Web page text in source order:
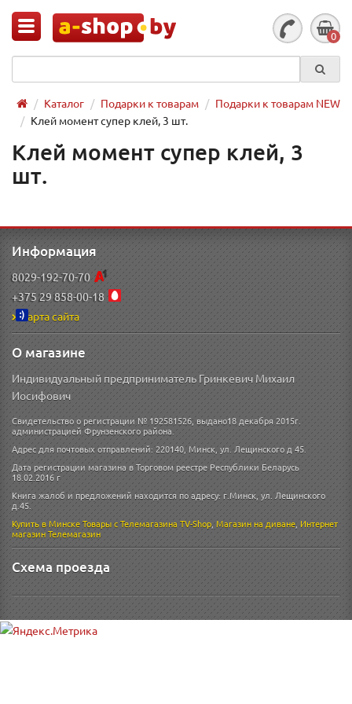
0
Каталог Подарки к товарам
Подарки к товарам NEW
Клей момент супер клей, 3 шт.
Клей момент супер клей, 3
шт.
Информация
8029-192-70-70
+375 29 858-00-18
Карта сайта
О магазине
Индивидуальный предприниматель Гринкевич Михаил
Иосифович
Свидетельство о регистрации № 192581526, выдано18 декабря 2015г.
администрацией Фрунзенского района.
Адрес для почтовых отправлений: 220140, Минск, ул. Лещинского д 45.
Дата регистрации магазина в Торговом реестре Республики Беларусь
18.02.2016 г
Книга жалоб и предложений находится по адресу: г.Минск, ул. Лещинского
д.45.
Купить в МинскеТовары с Телемагазина TV-Shop,Магазин на диване,Интернет
магазинТелемагазин
Схема проезда